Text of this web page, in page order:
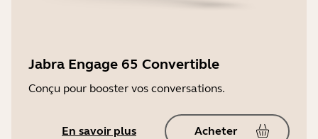
Jabra Engage 65 Convertible
Conçu pour booster vos conversations.
En savoir plus Acheter